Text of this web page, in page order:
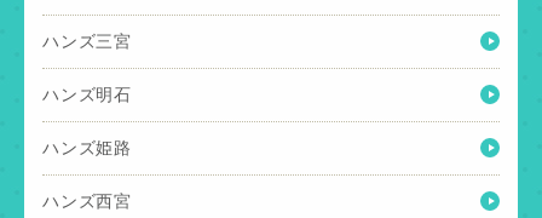
ハンズ三宮
ハンズ明石
ハンズ姫路
ハンズ西宮